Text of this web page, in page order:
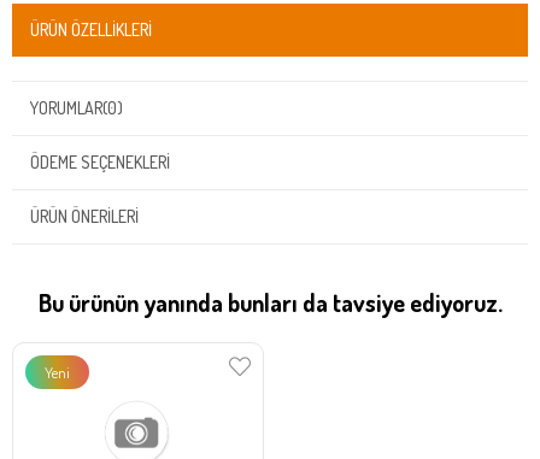
ÜRÜN ÖZELLIKLERI
YORUMLAR(0)
ÖDEME SEÇENEKLERI
ÜRÜN ÖNERILERI
Bu ürünün yanında bunları da tavsiye ediyoruz.
Yeni